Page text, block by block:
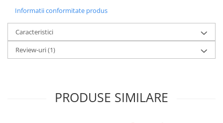
Informatii conformitate produs
Caracteristici
Review-uri(1)
PRODUSE SIMILARE